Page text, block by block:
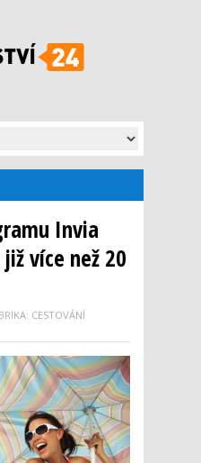
Invia
více než 20
CESTOVÁNÍ